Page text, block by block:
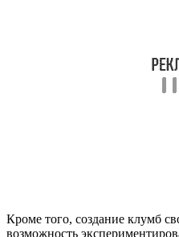
Кроме того, создание клумб
возможность